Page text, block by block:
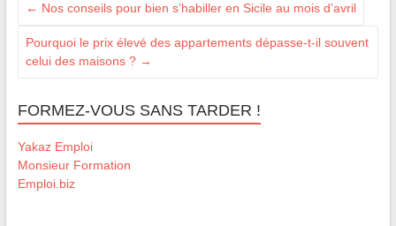
← Nos conseils pour bien s’habiller en Sicile au mois d’avril
Pourquoi le prix élevé des appartements dépasse-t-il souvent
celui des maisons ? →
FORMEZ-VOUS SANS TARDER !
Yakaz Emploi
Monsieur Formation
Emploi.biz